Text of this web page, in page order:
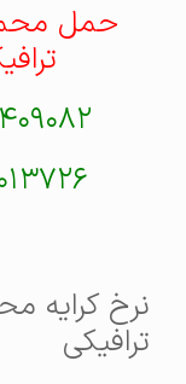
حمل
نرخ کرایه
ترافیکی